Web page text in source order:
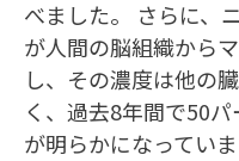
べました。 さらに、
が人間の脳組織から
し、その濃度は他の
く、過去8年間で50
が明らかになっていま